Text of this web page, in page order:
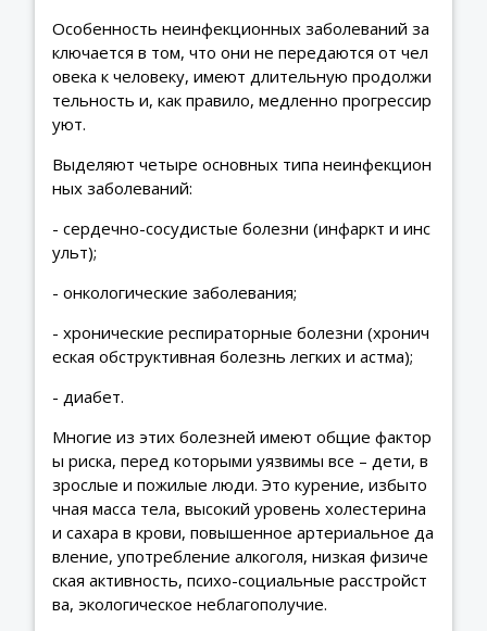
Особенность неинфекционных заболеваний за
ключается в том, что они не передаются от чел
овека к человеку, имеют длительную продолжи
тельность и, как правило, медленно прогрессир
уют.
Выделяют четыре основных типа неинфекцион
ных заболеваний:
- сердечно-сосудистые болезни (инфаркт и инс
ульт);
- онкологические заболевания;
- хронические респираторные болезни (хронич
еская обструктивная болезнь легких и астма);
- диабет.
Многие из этих болезней имеют общие фактор
ы риска, перед которыми уязвимы все – дети, в
зрослые и пожилые люди. Это курение, избыто
чная масса тела, высокий уровень холестерина
и сахара в крови, повышенное артериальное да
вление, употребление алкоголя, низкая физиче
ская активность, психо-социальные расстройст
ва, экологическое неблагополучие.